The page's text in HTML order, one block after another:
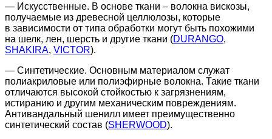
— Искусственные. В основе ткани – волокна вискозы,
получаемые из древесной целлюлозы, которые
в зависимости от типа обработки могут быть похожими
на шелк, лен, шерсть и другие ткани (DURANGO,
SHAKIRA, VICTOR).
— Синтетические. Основным материалом служат
полиакриловые или полиэфирные волокна. Такие ткани
отличаются высокой стойкостью к загрязнениям,
истиранию и другим механическим повреждениям.
Антивандальный шенилл имеет преимущественно
синтетический состав (SHERWOOD).